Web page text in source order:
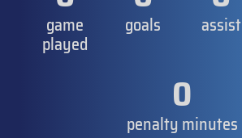
game
played
goals assist
0
penalty minutes